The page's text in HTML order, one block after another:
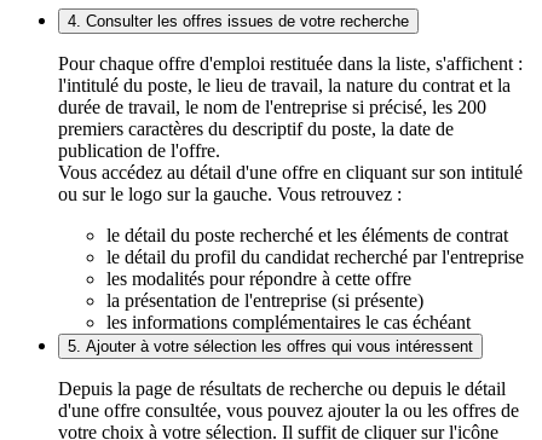
4. Consulter les offres issues de votre recherche
Pour chaque offre d'emploi restituée dans la liste, s'affichent :
l'intitulé du poste, le lieu de travail, la nature du contrat et la
durée de travail, le nom de l'entreprise si précisé, les 200
premiers caractères du descriptif du poste, la date de
publication de l'offre.
Vous accédez au détail d'une offre en cliquant sur son intitulé
ou sur le logo sur la gauche. Vous retrouvez :
le détail du poste recherché et les éléments de contrat
le détail du profil du candidat recherché par l'entreprise
les modalités pour répondre à cette offre
la présentation de l'entreprise (si présente)
les informations complémentaires le cas échéant
5. Ajouter à votre sélection les offres qui vous intéressent
Depuis la page de résultats de recherche ou depuis le détail
d'une offre consultée, vous pouvez ajouter la ou les offres de
votre choix à votre sélection. Il suffit de cliquer sur l'icône